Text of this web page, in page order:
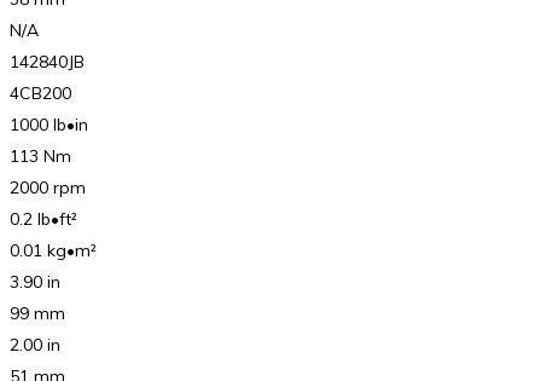
N/A
142840JB
4CB200
1000 lb•in
113 Nm
2000 rpm
0.2 lb•ft²
0.01 kg•m²
3.90 in
99 mm
2.00 in
51 mm